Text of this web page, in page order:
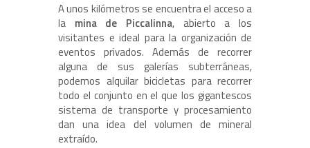
A unos kilómetros se encuentra el acceso a
la mina de Piccalinna, abierto a los
visitantes e ideal para la organización de
eventos privados. Además de recorrer
alguna de sus galerías subterráneas,
podemos alquilar bicicletas para recorrer
todo el conjunto en el que los gigantescos
sistema de transporte y procesamiento
dan una idea del volumen de mineral
extraído.